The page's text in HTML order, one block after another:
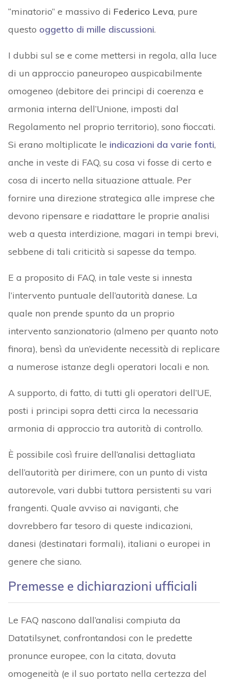
“minatorio” e massivo di Federico Leva, pure
questo oggetto di mille discussioni.
I dubbi sul se e come mettersi in regola, alla luce
di un approccio paneuropeo auspicabilmente
omogeneo (debitore dei principi di coerenza e
armonia interna dell’Unione, imposti dal
Regolamento nel proprio territorio), sono fioccati.
Si erano moltiplicate le indicazioni da varie fonti,
anche in veste di FAQ, su cosa vi fosse di certo e
cosa di incerto nella situazione attuale. Per
fornire una direzione strategica alle imprese che
devono ripensare e riadattare le proprie analisi
web a questa interdizione, magari in tempi brevi,
sebbene di tali criticità si sapesse da tempo.
E a proposito di FAQ, in tale veste si innesta
l’intervento puntuale dell’autorità danese. La
quale non prende spunto da un proprio
intervento sanzionatorio (almeno per quanto noto
finora), bensì da un’evidente necessità di replicare
a numerose istanze degli operatori locali e non.
A supporto, di fatto, di tutti gli operatori dell’UE,
posti i principi sopra detti circa la necessaria
armonia di approccio tra autorità di controllo.
È possibile così fruire dell’analisi dettagliata
dell’autorità per dirimere, con un punto di vista
autorevole, vari dubbi tuttora persistenti su vari
frangenti. Quale avviso ai naviganti, che
dovrebbero far tesoro di queste indicazioni,
danesi (destinatari formali), italiani o europei in
genere che siano.
Premesse e dichiarazioni ufficiali
Le FAQ nascono dall’analisi compiuta da
Datatilsynet, confrontandosi con le predette
pronunce europee, con la citata, dovuta
omogeneità (e il suo portato nella certezza del